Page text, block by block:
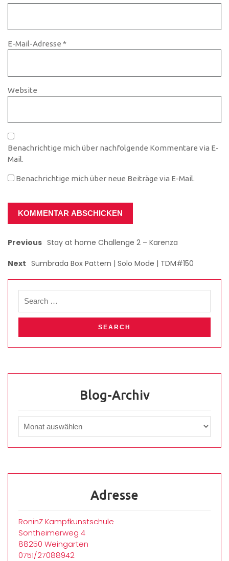
E-Mail-Adresse *
Website
Benachrichtige mich über nachfolgende Kommentare via E-
Mail.
Benachrichtige mich über neue Beiträge via E-Mail.
Previous Stay at home Challenge 2 – Karenza
Next Sumbrada Box Pattern | Solo Mode | TDM#150
Blog-Archiv
Adresse
RoninZ Kampfkunstschule
Sontheimerweg 4
88250 Weingarten
0751/27088942